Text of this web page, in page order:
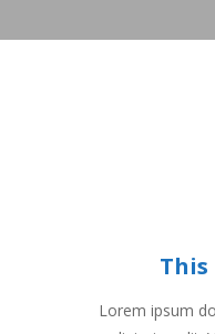
Lorem ipsum